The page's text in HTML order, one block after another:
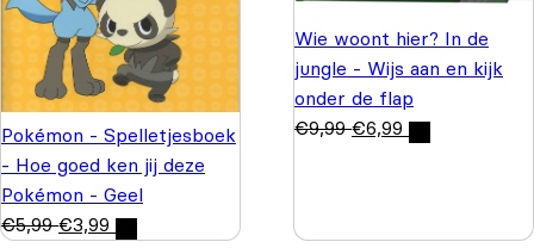
Pokémon - Spelletjesboek
- Hoe goed ken jij deze
Pokémon - Geel
€5,99 €3,99
Wie woont hier? In de
jungle - Wijs aan en kijk
onder de flap
€9,99 €6,99